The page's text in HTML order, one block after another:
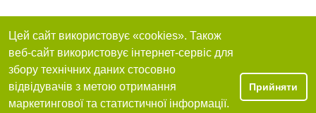
Цей сайт використовує «cookies». Також
веб-сайт використовує інтернет-сервіс для
збору технічних даних стосовно
відвідувачів з метою отримання
маркетингової та статистичної інформації.
Прийняти